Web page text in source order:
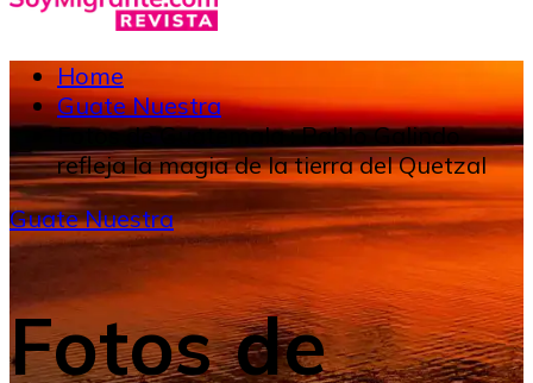
Home
Guate Nuestra
Fotos de Guatemala : Pablo Galindo
refleja la magia de la tierra del Quetzal
Guate Nuestra
Fotos de